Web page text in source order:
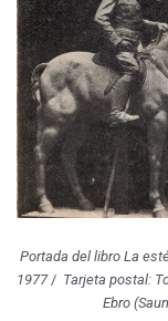
Portada del libro La
1977/ Tarjeta postal:
Ebro